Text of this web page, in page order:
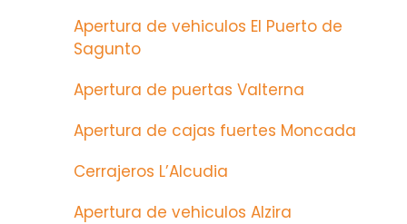
Apertura de vehiculos El Puerto de
Sagunto
Apertura de puertas Valterna
Apertura de cajas fuertes Moncada
Cerrajeros L’Alcudia
Apertura de vehiculos Alzira